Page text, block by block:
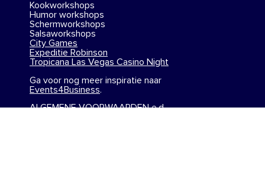
Kookworkshops
Humor workshops
Schermworkshops
Salsaworkshops
City Games
Expeditie Robinson
Tropicana Las Vegas Casino Night
Ga voor nog meer inspiratie naar
Events4Business.
ALGEMENE VOORWAARDEN e.d.